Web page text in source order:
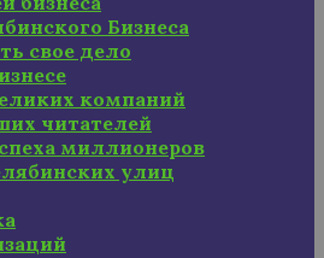
Бизнеса
свое дело
компаний
читателей
миллионеров
улиц